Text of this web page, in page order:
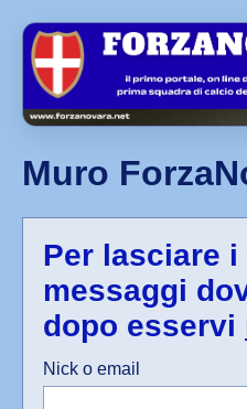
Muro
Per lasciare
messaggi
dopo esservi
Nick o email